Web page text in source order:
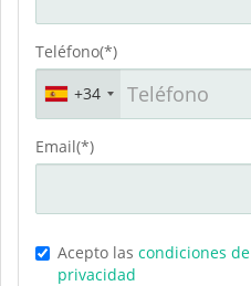
Teléfono(*)
+34
Email(*)
Acepto las condiciones
privacidad